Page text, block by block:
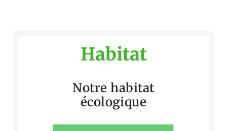
Habitat
Notre habitat
écologique